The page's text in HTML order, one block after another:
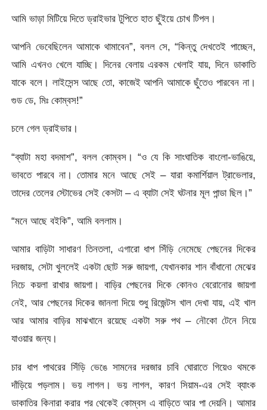
আমি ভাড়া মিটিয়ে দিতে ড্রাইভার টুপিতে হাত ছুঁইয়ে চোখ টিপল।
আপনি ভেবেছিলেন আমাকে থামাবেন”, বলল সে, “কিন্তু দেখতেই পাচ্ছেন,
আমি এখনও খেলে যাচ্ছি। দিনের বেলায় এরকম খেলাই যায়, দিনে ডাকাতি
যাকে বলে। লাইসেন্স আছে তো, কাজেই আপনি আমাকে ছুঁতেও পারবেন না।
গুড ডে, মিঃ কোম্বস!”
চলে গেল ড্রাইভার।
“ব্যাটা মহা বদমাশ”, বলল কোম্বস। “ও যে কি সাংঘাতিক বাংলো-ভাঙিয়ে,
ভাবতে পারবে না। তোমার মনে আছে সেই – যারা কমার্শিয়াল ট্রাভেলার,
তাদের তেলের স্টোভের সেই কেসটা – এ ব্যাটা সেই ঘটনার মূল পান্ডা ছিল।”
“মনে আছে বইকি”, আমি বললাম।
আমার বাড়িটা সাধারণ তিনতলা, এগারো ধাপ সিঁড়ি নেমেছে পেছনের দিকের
দরজায়, সেটা খুললেই একটা ছোট সরু জায়গা, যেখানকার শান বাঁধানো মেঝের
নিচে কয়লা রাখার জায়গা। বাড়ির পেছনের দিকে কোনও বেরোনোর জায়গা
নেই, আর পেছনের দিকের জানলা দিয়ে শুধু রিজেন্টস খাল দেখা যায়, এই খাল
আর আমার বাড়ির মাঝখানে রয়েছে একটা সরু পথ – নৌকো টেনে নিয়ে
যাওয়ার জন্য।
চার ধাপ পাথরের সিঁড়ি ভেঙে সামনের দরজার চাবি ঘোরাতে গিয়েও থমকে
দাঁড়িয়ে পড়লাম। ভয় লাগল। ভয় লাগল, কারণ সিয়াম-এর সেই ব্যাংক
ডাকাতির কিনারা করার পর থেকেই কোম্বস এ বাড়িতে আর পা দেয়নি। আমার